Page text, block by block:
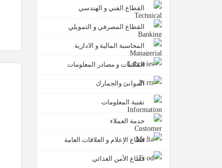
القطاع الفني و الهندسي
القطاع المصرفي و التمويلي
المحاسبة المالية و الادارية
المكتبات و مصادر المعلومات
الموانئ والجمارك
تقنية المعلومات
خدمة العملاء
قطاع الإعلام و العلاقات العامة
قطاع الأمن الغذائي